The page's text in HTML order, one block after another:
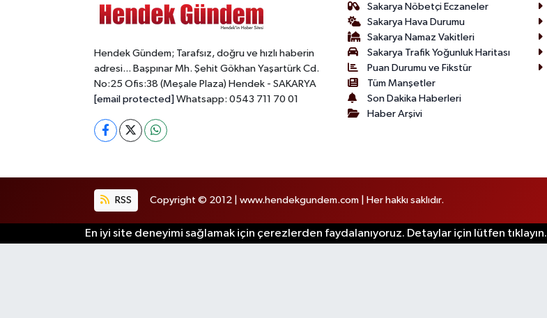
Hendek Gündem; Tarafsız, doğru ve hızlı haberin
adresi... Başpınar Mh. Şehit Gökhan Yaşartürk Cd.
No:25 Ofis:38 (Meşale Plaza) Hendek - SAKARYA
[email protected] Whatsapp: 0543 711 70 01
Sakarya Nöbetçi Eczaneler
Sakarya Hava Durumu
Sakarya Namaz Vakitleri
Sakarya Trafik Yoğunluk Haritası
Puan Durumu ve Fikstür
Tüm Manşetler
Son Dakika Haberleri
Haber Arşivi
RSS Copyright © 2012 | www.hendekgundem.com | Her hakkı saklıdır.
En iyi site deneyimi sağlamak için çerezlerden faydalanıyoruz. Detaylar için lütfen tıklayın.